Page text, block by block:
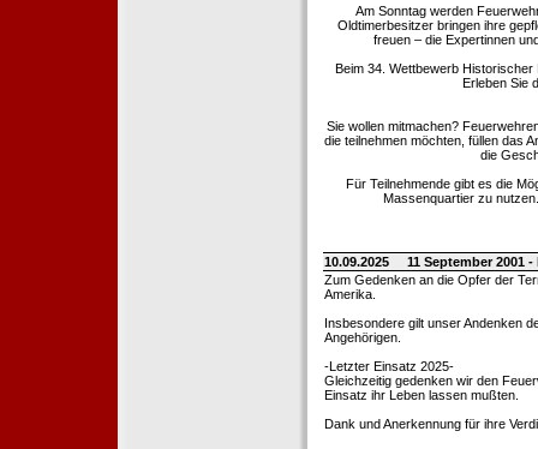
Am Sonntag werden
Oldtimerbesitzer bringen ihre
freuen – die Expertinnen
Beim 34. Wettbewerb
Erleben Sie
Sie wollen mitmachen?
die teilnehmen möchten, füllen das
die
Für Teilnehmende gibt es die
Massenquartier zu
10.09.2025
11 September 2001
Zum Gedenken an die Opfer der
Amerika.
Insbesondere gilt unser Andenken
Angehörigen.
-Letzter Einsatz 2025-
Gleichzeitig gedenken wir den
Einsatz ihr Leben lassen mußten.
Dank und Anerkennung für ihre